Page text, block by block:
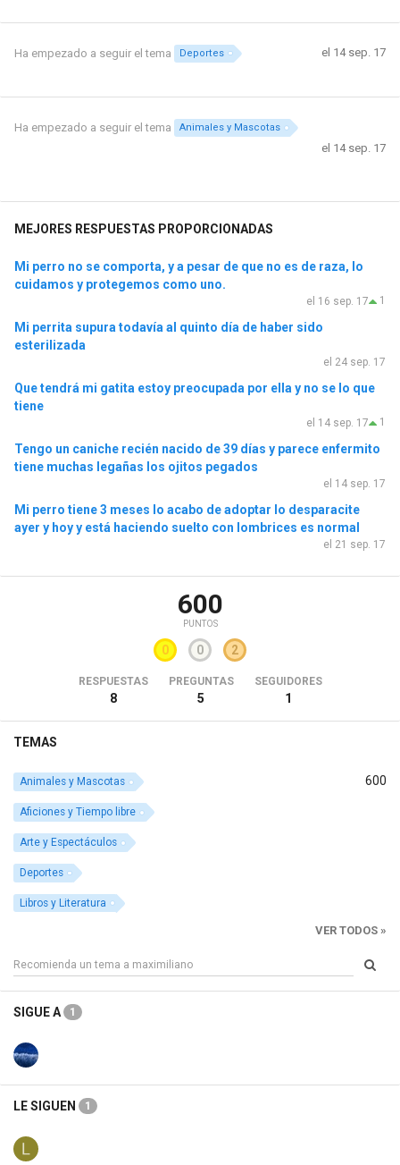
Ha empezado a seguir el tema Deportes el 14 sep. 17
Ha empezado a seguir el tema Animales y Mascotas
el 14 sep. 17
MEJORES RESPUESTAS PROPORCIONADAS
Mi perro no se comporta, y a pesar de que no es de raza, lo
cuidamos y protegemos como uno.
1
el 16 sep. 17
Mi perrita supura todavía al quinto día de haber sido
esterilizada
el 24 sep. 17
Que tendrá mi gatita estoy preocupada por ella y no se lo que
tiene
1
el 14 sep. 17
Tengo un caniche recién nacido de 39 días y parece enfermito
tiene muchas legañas los ojitos pegados
el 14 sep. 17
Mi perro tiene 3 meses lo acabo de adoptar lo desparacite
ayer y hoy y está haciendo suelto con lombrices es normal
el 21 sep. 17
600
PUNTOS
0 0 2
RESPUESTAS
8
PREGUNTAS
5
SEGUIDORES
1
TEMAS
600
Animales y Mascotas
Aficiones y Tiempo libre
Arte y Espectáculos
Deportes
Libros y Literatura
VER TODOS »
SIGUE A 1
LE SIGUEN 1